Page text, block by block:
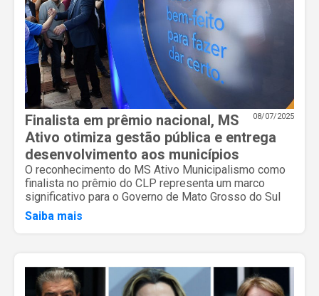
08/07/2025
Finalista em prêmio nacional, MS
Ativo otimiza gestão pública e entrega
desenvolvimento aos municípios
O reconhecimento do MS Ativo Municipalismo como
finalista no prêmio do CLP representa um marco
significativo para o Governo de Mato Grosso do Sul
Saiba mais